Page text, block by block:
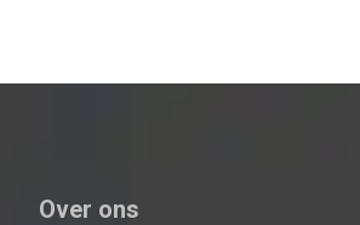
Over ons